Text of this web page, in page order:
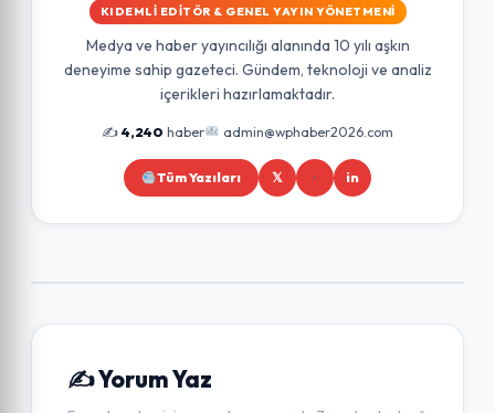
KIDEMLI EDITÖR & GENEL YAYIN YÖNETMENI
Medya ve haber yayıncılığı alanında 10 yılı aşkın
deneyime sahip gazeteci. Gündem, teknoloji ve analiz
içerikleri hazırlamaktadır.
✍️4,240 haber admin@wphaber2026.com
Tüm Yazıları 𝕏 in
✍️ Yorum Yaz